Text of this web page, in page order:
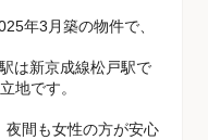
年3月築の物件で、
は新京成線松戸駅で
地です。
夜間も女性の方が安心